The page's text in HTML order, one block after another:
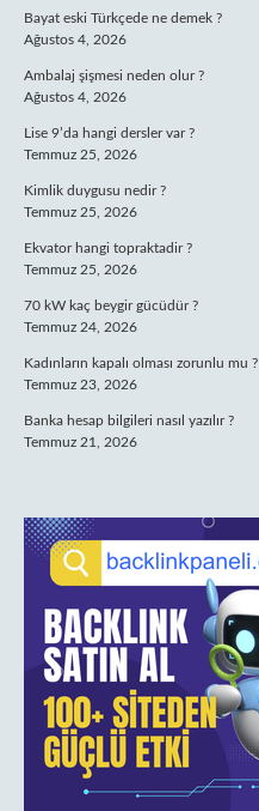
Bayat eski Türkçede ne demek ?
Ağustos 4, 2026
Ambalaj şişmesi neden olur ?
Ağustos 4, 2026
Lise 9’da hangi dersler var ?
Temmuz 25, 2026
Kimlik duygusu nedir ?
Temmuz 25, 2026
Ekvator hangi topraktadir ?
Temmuz 25, 2026
70 kW kaç beygir gücüdür ?
Temmuz 24, 2026
Kadınların kapalı olması zorunlu mu ?
Temmuz 23, 2026
Banka hesap bilgileri nasıl yazılır ?
Temmuz 21, 2026